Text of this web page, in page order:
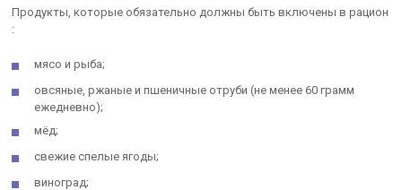
Продукты, которые обязательно должны быть включены в рацион
:
мясо и рыба;
овсяные, ржаные и пшеничные отруби (не менее 60 грамм
ежедневно);
мёд;
свежие спелые ягоды;
виноград;